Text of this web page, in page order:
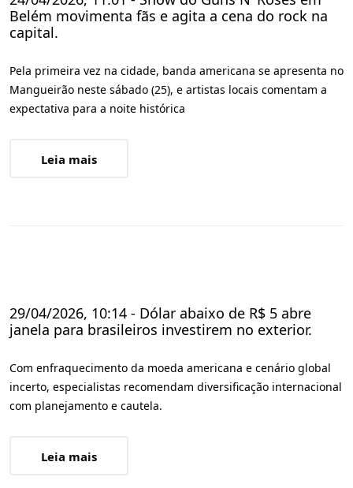
Belém movimenta fãs e agita a cena do rock na
capital.
Pela primeira vez na cidade, banda americana se apresenta no
Mangueirão neste sábado (25), e artistas locais comentam a
expectativa para a noite histórica
Leia mais
29/04/2026, 10:14 - Dólar abaixo de R$ 5 abre
janela para brasileiros investirem no exterior.
Com enfraquecimento da moeda americana e cenário global
incerto, especialistas recomendam diversificação internacional
com planejamento e cautela.
Leia mais